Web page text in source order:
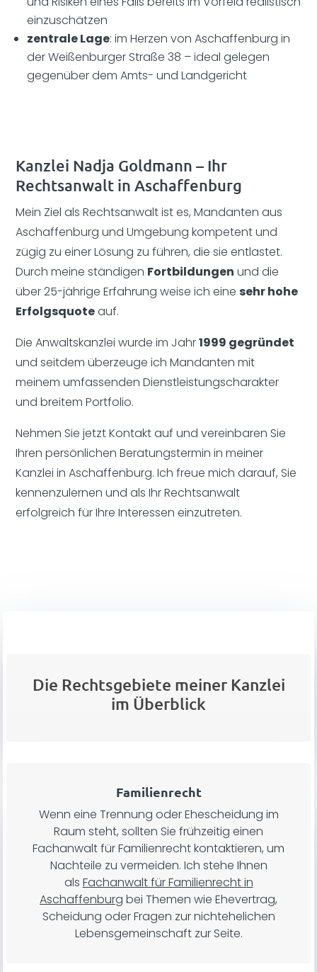
einzuschätzen
zentrale Lage: im Herzen von Aschaffenburg in
der Weißenburger Straße 38 – ideal gelegen
gegenüber dem Amts- und Landgericht
Kanzlei Nadja Goldmann – Ihr
Rechtsanwalt in Aschaffenburg
Mein Ziel als Rechtsanwalt ist es, Mandanten aus
Aschaffenburg und Umgebung kompetent und
zügig zu einer Lösung zu führen, die sie entlastet.
Durch meine ständigen Fortbildungen und die
über 25-jährige Erfahrung weise ich eine sehr hohe
Erfolgsquoteauf.
Die Anwaltskanzlei wurde im Jahr1999 gegründet
und seitdem überzeuge ich Mandanten mit
meinem umfassenden Dienstleistungscharakter
und breitem Portfolio.
Nehmen Sie jetzt Kontakt auf und vereinbaren Sie
Ihren persönlichen Beratungstermin in meiner
Kanzlei in Aschaffenburg. Ich freue mich darauf, Sie
kennenzulernen und als Ihr Rechtsanwalt
erfolgreich für Ihre Interessen einzutreten.
Die Rechtsgebiete meiner Kanzlei
im Überblick
Familienrecht
Wenn eine Trennung oder Ehescheidung im
Raum steht, sollten Sie frühzeitig einen
Fachanwalt für Familienrecht kontaktieren, um
Nachteile zu vermeiden. Ich stehe Ihnen
als Fachanwalt für Familienrecht in
Aschaffenburg bei Themen wie Ehevertrag,
Scheidung oder Fragen zur nichtehelichen
Lebensgemeinschaft zur Seite.